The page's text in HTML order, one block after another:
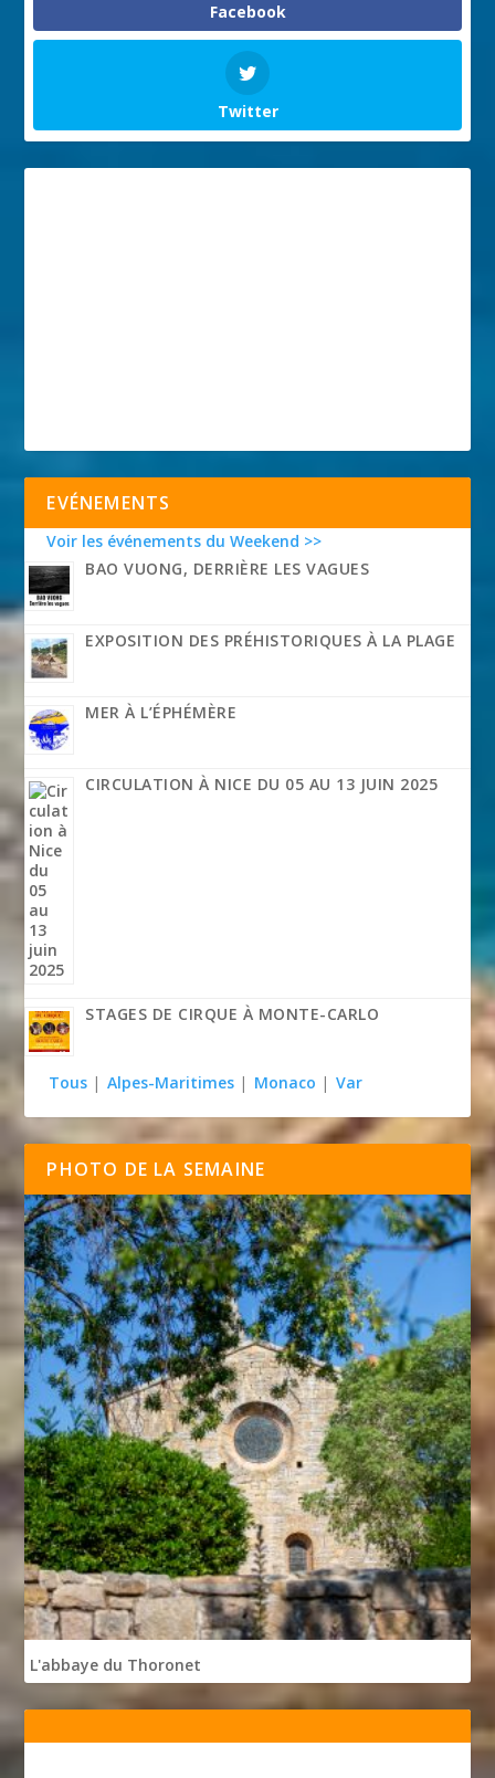
Facebook
Twitter
EVÉNEMENTS
Voir les événements du Weekend >>
BAO VUONG, DERRIÈRE LES VAGUES
EXPOSITION DES PRÉHISTORIQUES À LA PLAGE
MER À L’ÉPHÉMÈRE
CIRCULATION À NICE DU 05 AU 13 JUIN 2025
STAGES DE CIRQUE À MONTE-CARLO
Tous | Alpes-Maritimes | Monaco | Var
PHOTO DE LA SEMAINE
L'abbaye du Thoronet